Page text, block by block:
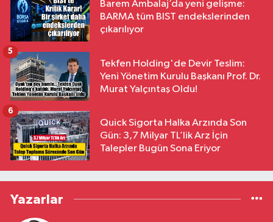
Barem Ambalaj’da yeni gelişme:
BARMA tüm BIST endekslerinden
çıkarılıyor
Tekfen Holding'de Devir Teslim:
Yeni Yönetim Kurulu Başkanı Prof. Dr.
Murat Yalçıntaş Oldu!
5
Quick Sigorta Halka Arzında Son
Gün: 3,7 Milyar TL’lik Arz İçin
Talepler Bugün Sona Eriyor
6
Yazarlar